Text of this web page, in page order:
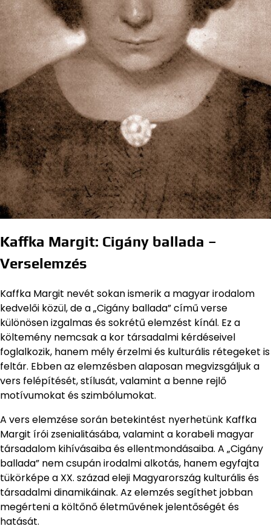
Kaffka Margit: Cigány ballada –
Verselemzés
Kaffka Margit nevét sokan ismerik a magyar irodalom
kedvelői közül, de a „Cigány ballada” című verse
különösen izgalmas és sokrétű elemzést kínál. Ez a
költemény nemcsak a kor társadalmi kérdéseivel
foglalkozik, hanem mély érzelmi és kulturális rétegeket is
feltár. Ebben az elemzésben alaposan megvizsgáljuk a
vers felépítését, stílusát, valamint a benne rejlő
motívumokat és szimbólumokat.
A vers elemzése során betekintést nyerhetünk Kaffka
Margit írói zsenialitásába, valamint a korabeli magyar
társadalom kihívásaiba és ellentmondásaiba. A „Cigány
ballada” nem csupán irodalmi alkotás, hanem egyfajta
tükörképe a XX. század eleji Magyarország kulturális és
társadalmi dinamikáinak. Az elemzés segíthet jobban
megérteni a költőnő életművének jelentőségét és
hatását.